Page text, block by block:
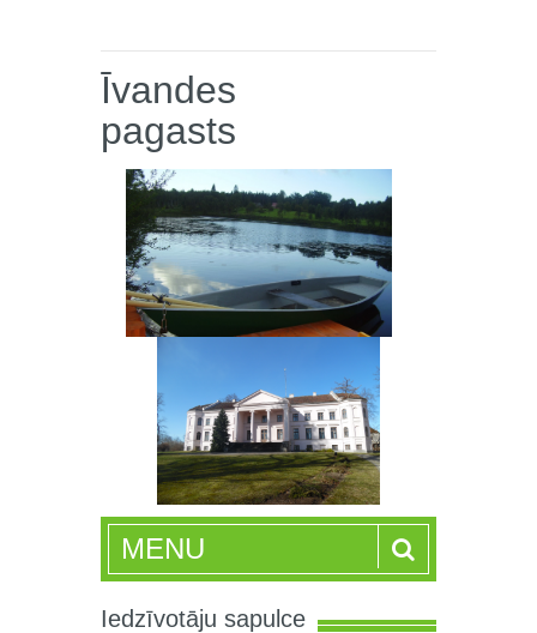
Īvandes
pagasts
MENU
Iedzīvotāju sapulce